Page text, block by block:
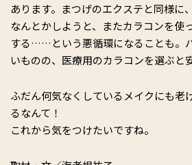
あります。まつげのエクステと同様に
なんとかしようと、またカラコンを使
する……という悪循環になることも。
いものの、医療用のカラコンを選ぶと
ふだん何気なくしているメイクにも老
るなんて！
これから気をつけたいですね。